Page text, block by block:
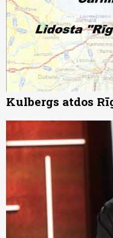
Kulbergs atdos